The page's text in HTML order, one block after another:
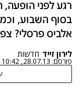
רגע לפני
בסוף השבוע,
אלביס פרסלי?
לירון זייד חדשות
פורסם: 28.07.13, 10:42